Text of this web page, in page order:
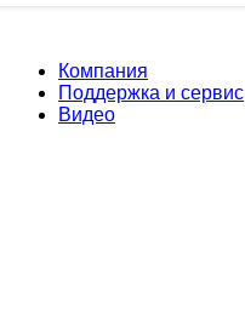
Компания
Поддержка и сервис
Видео